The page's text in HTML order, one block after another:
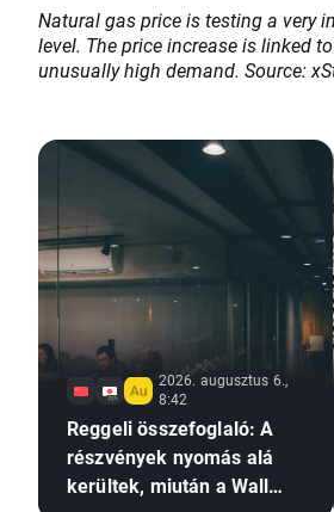
Natural gas price is testing a very
level. The price increase is linked
unusually high demand. Source:
2026. augusztus 6.,
8:42
Reggeli összefoglaló: A
részvények nyomás alá
kerültek, miután a Wall